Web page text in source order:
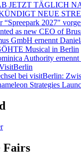
JETZT TÄGLICH
NEUE
“Spreepark 2027″
as new CEO of
GmbH ernennt
Musical in Berlin
Authority
bei visitBerlin:
Strategies
Fairs